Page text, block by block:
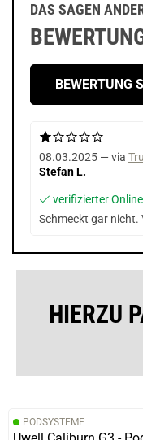
DAS SAGEN
BEWERTUNG
08.03.2025 — via
Stefan L.
verifizierter
Schmeckt gar nicht.
HIERZU
PODSYSTEME